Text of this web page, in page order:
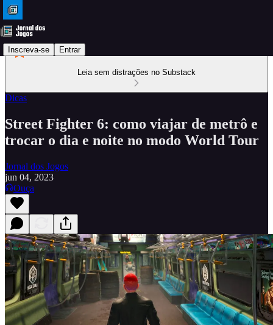
Inscreva-se Entrar
Leia sem distrações no Substack
Dicas
Street Fighter 6: como viajar de metrô e
trocar o dia e noite no modo World Tour
Jornal dos Jogos
jun 04, 2023
Ouça